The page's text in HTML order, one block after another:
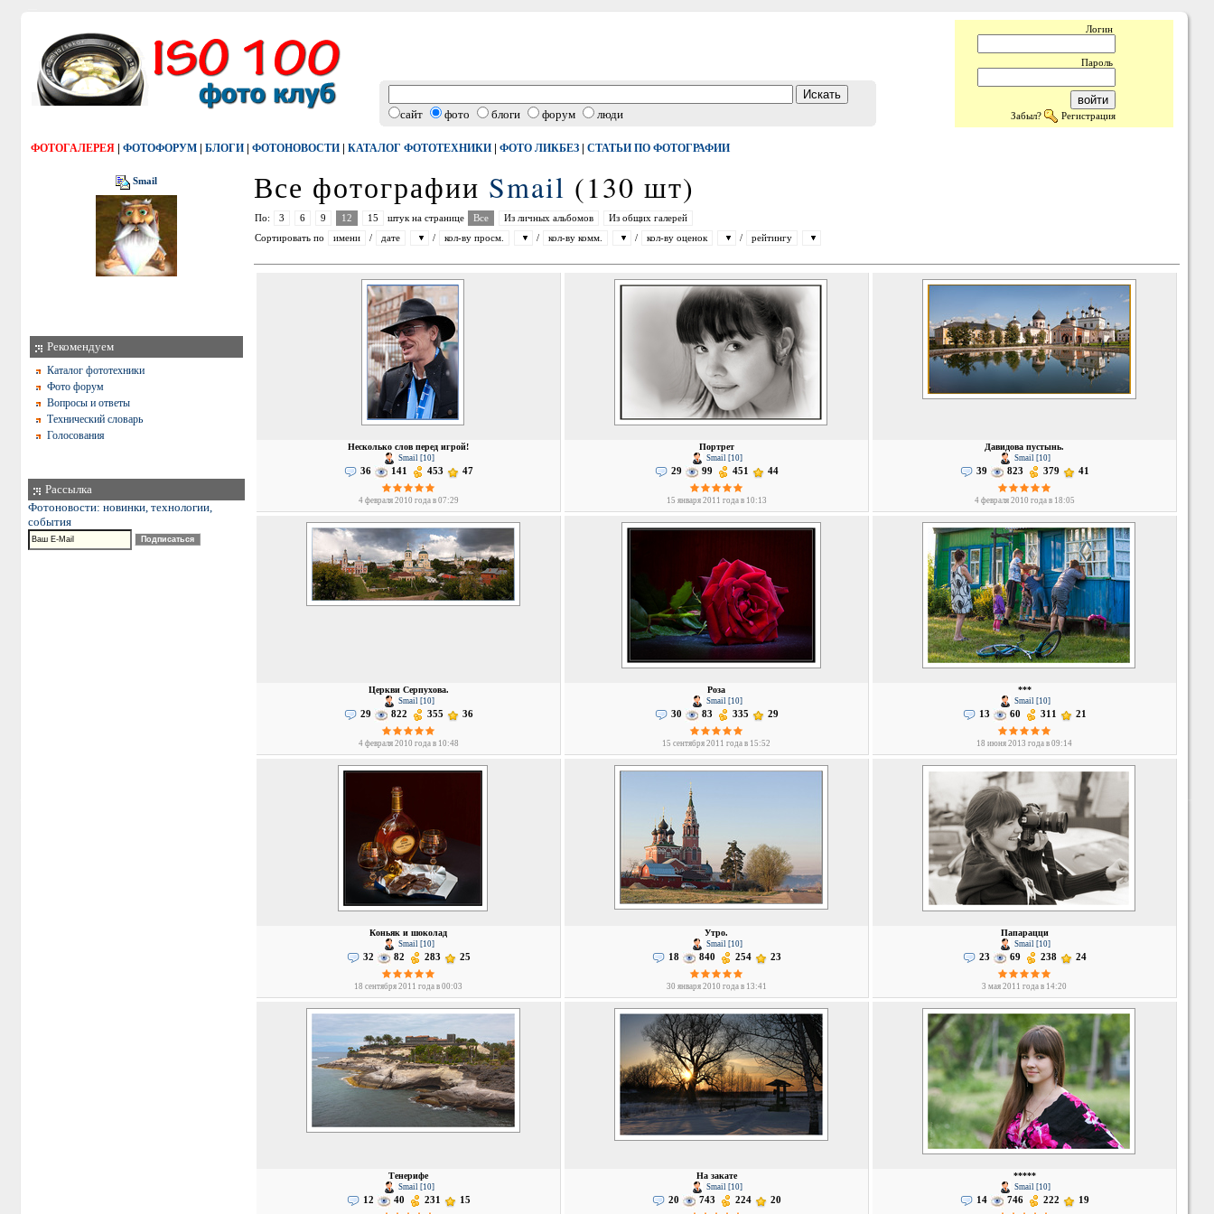
сайт фото блоги форум люди
Логин
Пароль
Забыл? Регистрация
ФОТОГАЛЕРЕЯ | ФОТОФОРУМ | БЛОГИ | ФОТОНОВОСТИ | КАТАЛОГ ФОТОТЕХНИКИ | ФОТО ЛИКБЕЗ | СТАТЬИ ПО ФОТОГРАФИИ
Smail
Рекомендуем
Каталог фототехники
Фото форум
Вопросы и ответы
Технический словарь
Голосования
Рассылка
Фотоновости: новинки, технологии,
события
Все фотографии Smail (130 шт)
По: 3 6 9 12 15 штук на странице Все Из личных альбомов
Из общих галерей
Сортировать по
имени / дате / кол-ву просм. / кол-ву комм. / кол-ву оценок / рейтингу
Несколько слов перед игрой!
Smail [10]
36 141 453 47
4 февраля 2010 года в 07:29
Портрет
Smail [10]
29 99 451 44
15 января 2011 года в 10:13
Давидова пустынь.
Smail [10]
39 823 379 41
4 февраля 2010 года в 18:05
Церкви Серпухова.
Smail [10]
29 822 355 36
4 февраля 2010 года в 10:48
Роза
Smail [10]
30 83 335 29
15 сентября 2011 года в 15:52
***
Smail [10]
13 60 311 21
18 июня 2013 года в 09:14
Коньяк и шоколад
Smail [10]
32 82 283 25
18 сентября 2011 года в 00:03
Утро.
Smail [10]
18 840 254 23
30 января 2010 года в 13:41
Папарацци
Smail [10]
23 69 238 24
3 мая 2011 года в 14:20
Тенерифе
Smail [10]
12 40 231 15
На закате
Smail [10]
20 743 224 20
*****
Smail [10]
14 746 222 19